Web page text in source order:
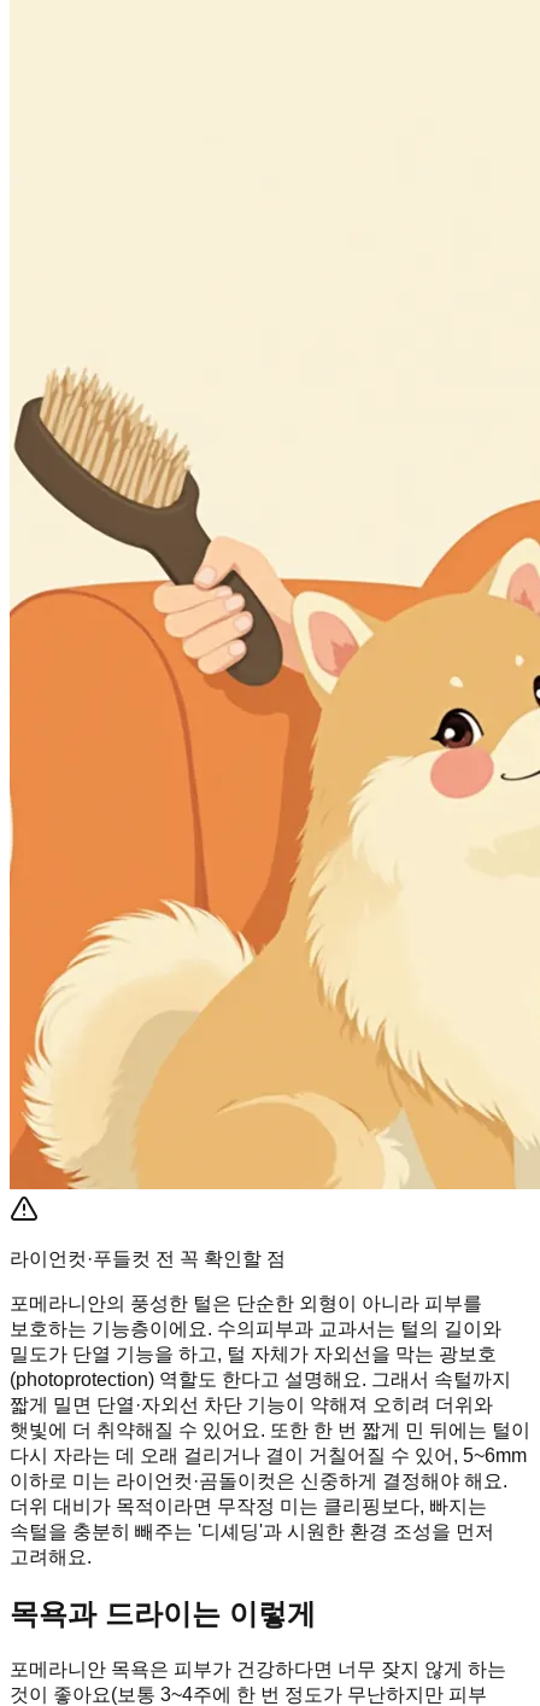
라이언컷·푸들컷 전 꼭 확인할 점
포메라니안의 풍성한 털은 단순한 외형이 아니라 피부를
보호하는 기능층이에요. 수의피부과 교과서는 털의 길이와
밀도가 단열 기능을 하고, 털 자체가 자외선을 막는 광보호
(photoprotection) 역할도 한다고 설명해요. 그래서 속털까지
짧게 밀면 단열·자외선 차단 기능이 약해져 오히려 더위와
햇빛에 더 취약해질 수 있어요. 또한 한 번 짧게 민 뒤에는 털이
다시 자라는 데 오래 걸리거나 결이 거칠어질 수 있어, 5~6mm
이하로 미는 라이언컷·곰돌이컷은 신중하게 결정해야 해요.
더위 대비가 목적이라면 무작정 미는 클리핑보다, 빠지는
속털을 충분히 빼주는 '디셰딩'과 시원한 환경 조성을 먼저
고려해요.
목욕과 드라이는 이렇게
포메라니안 목욕은 피부가 건강하다면 너무 잦지 않게 하는
것이 좋아요(보통 3~4주에 한 번 정도가 무난하지만 피부